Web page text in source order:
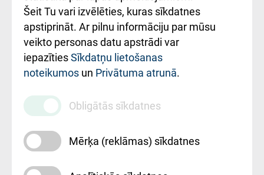
Rekvizīti un
ārstniecības
iestādes kods
010000234
Maksas
pakalpojumu
cenrādis
Šeit Tu vari izvēlēties, kuras sīkdatnes
apstiprināt. Ar pilnu informāciju par mūsu
veikto personas datu apstrādi var
iepazītiesSīkdatņu lietošanas
noteikumos un Privātuma atrunā.
Obligātās sīkdatnes
Mērķa (reklāmas) sīkdatnes